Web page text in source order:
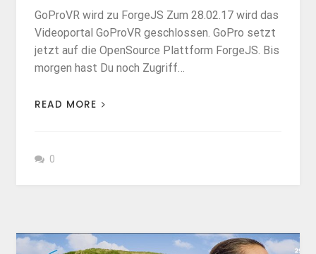
GoProVR wird zu ForgeJS Zum 28.02.17 wird das
Videoportal GoProVR geschlossen. GoPro setzt
jetzt auf die OpenSource Plattform ForgeJS. Bis
morgen hast Du noch Zugriff…
READ MORE
0